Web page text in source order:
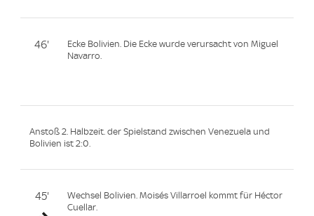
46'
Ecke Bolivien. Die Ecke wurde verursacht von Miguel
Navarro.
Anstoß 2. Halbzeit. der Spielstand zwischen Venezuela und
Bolivien ist 2:0.
45'
Wechsel Bolivien. Moisés Villarroel kommt für Héctor
Cuellar.